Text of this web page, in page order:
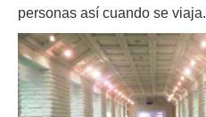
personas así cuando se viaja.